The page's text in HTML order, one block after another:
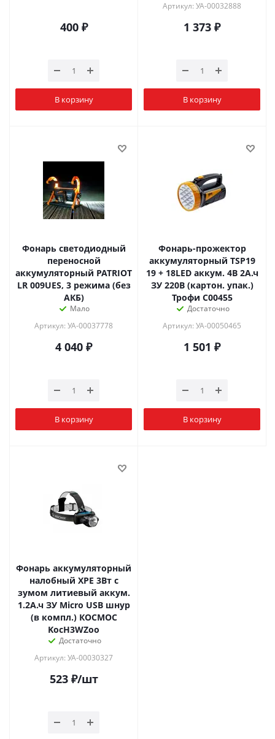
400₽
В корзину
Артикул: УА-00032888
1 373 ₽
В корзину
Фонарь cветодиодный
переносной
аккумуляторный PATRIOT
LR 009UES, 3 режима (без
АКБ)
Мало
Артикул: УА-00037778
4 040 ₽
В корзину
Фонарь-прожектор
аккумуляторный TSP19
19 + 18LED аккум. 4В 2А.ч
ЗУ 220В (картон. упак.)
Трофи C00455
Достаточно
Артикул: УА-00050465
1 501 ₽
В корзину
Фонарь аккумуляторный
налобный XPE 3Вт с
зумом литиевый аккум.
1.2А.ч ЗУ Micro USB шнур
(в компл.) КОСМОС
KocH3WZoo
Достаточно
Артикул: УА-00030327
523₽/шт